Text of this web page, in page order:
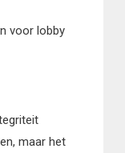
voor lobby
maar het